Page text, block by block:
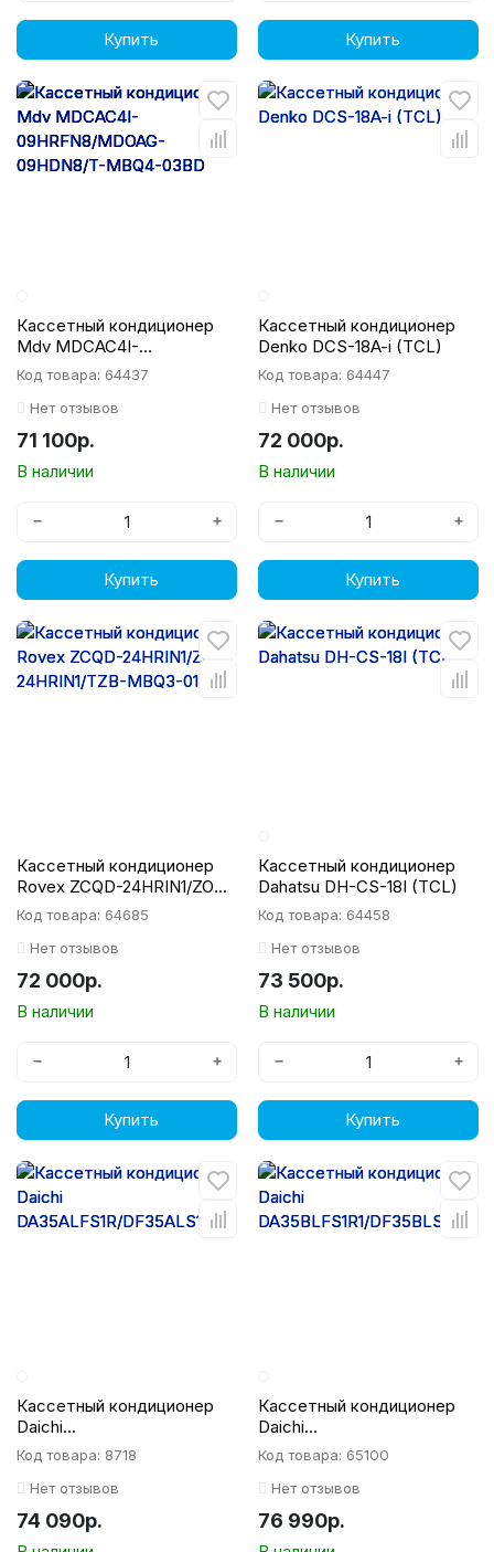
Купить Купить
Кассетный кондиционер
Mdv MDCAC4I-
09HRFN8/MDOAG-
09HDN8/T-MBQ4-03BD
Код товара: 64437
Нет отзывов
71 100р.
В наличии
− +
Купить
Кассетный кондиционер
Denko DCS-18A-i (TCL)
Код товара: 64447
Нет отзывов
72 000р.
В наличии
− +
Купить
Кассетный кондиционер
Rovex ZCQD-24HRIN1/ZOB-
24HRIN1/TZB-MBQ3-01A
Код товара: 64685
Нет отзывов
72 000р.
В наличии
− +
Купить
Кассетный кондиционер
Dahatsu DH-CS-18I (TCL)
Код товара: 64458
Нет отзывов
73 500р.
В наличии
− +
Купить
Кассетный кондиционер
Daichi
DA35ALFS1R/DF35ALS1R/D
PT05L
Код товара: 8718
Нет отзывов
74 090р.
Кассетный кондиционер
Daichi
DA35BLFS1R1/DF35BLS1R1/
DPT05L
Код товара: 65100
Нет отзывов
76 990р.